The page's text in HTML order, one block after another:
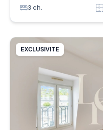
3 ch.
EXCLUSIVITE